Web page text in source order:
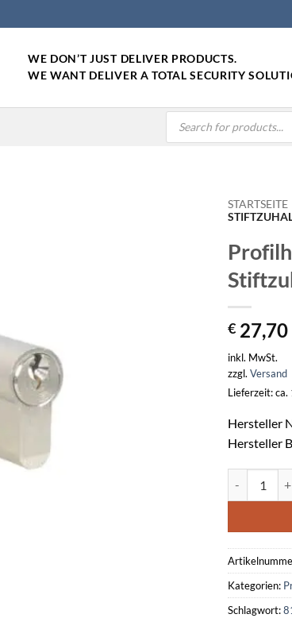
WE DON’T JUST DELIVER PRODUCTS.
WE WANT DELIVER A TOTAL SECURITY
Products
search
STARTSEITE
€ 27,70
inkl. MwSt.
zzgl. Versand
Lieferzeit:
Hersteller
Hersteller
Kategorien:
Schlagwort: